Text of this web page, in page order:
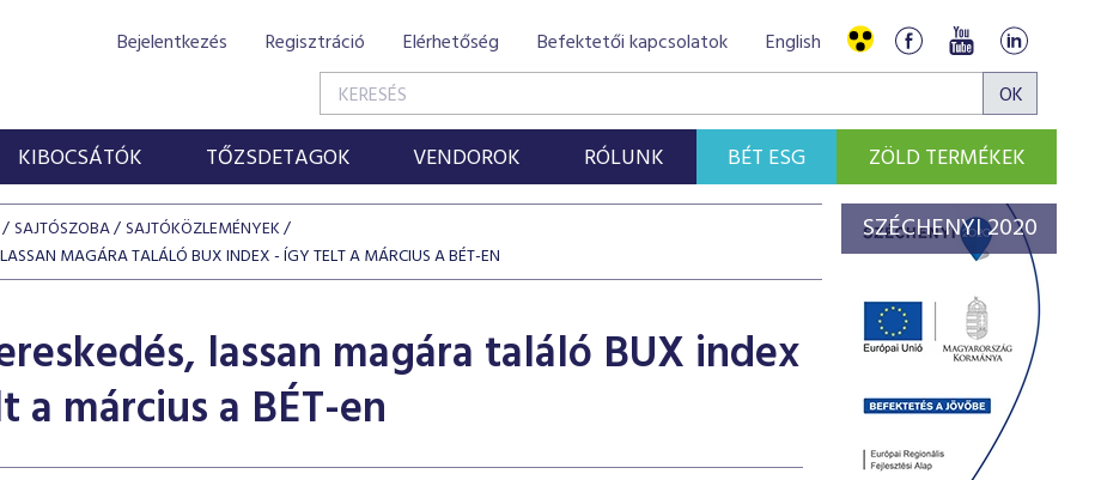
Bejelentkezés Regisztráció Elérhetőség Befektetői kapcsolatok English
KIBOCSÁTÓK TŐZSDETAGOK VENDOROK RÓLUNK BÉT ESG ZÖLD TERMÉKEK
SAJTÓSZOBA SAJTÓKÖZLEMÉNYEK
LASSAN MAGÁRA TALÁLÓ BUX INDEX - ÍGY TELT A MÁRCIUS A BÉT-EN
lassan magára találó BUX index
március a BÉT-en
SZÉCHENYI 2020